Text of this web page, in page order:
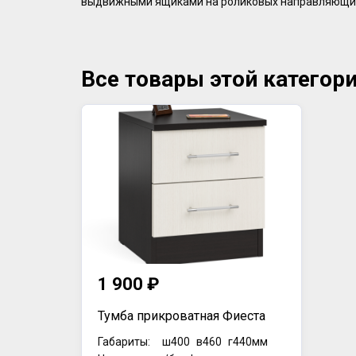
Все товары этой
1 900 ₽
Тумба прикроватная Фиеста
Габариты: ш400 в460 г440мм